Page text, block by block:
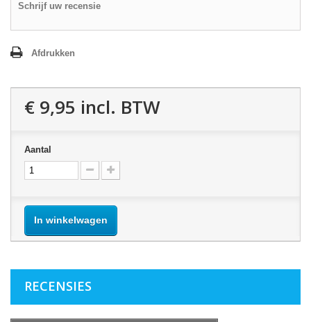
Schrijf uw recensie
Afdrukken
€ 9,95 incl. BTW
Aantal
In winkelwagen
RECENSIES